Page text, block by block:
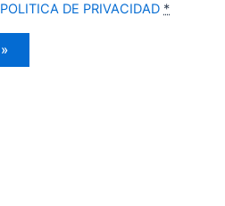
POLITICA DE PRIVACIDAD *